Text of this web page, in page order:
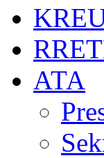
АТА